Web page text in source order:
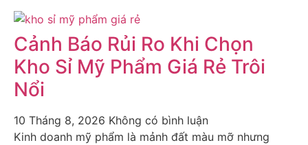
Cảnh Báo Rủi Ro Khi Chọn
Kho Sỉ Mỹ Phẩm Giá Rẻ Trôi
Nổi
10 Tháng 8, 2026 Không có bình luận
Kinh doanh mỹ phẩm là mảnh đất màu mỡ nhưng